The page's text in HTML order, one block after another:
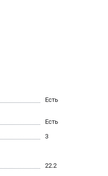
Есть
Есть
3
22.2